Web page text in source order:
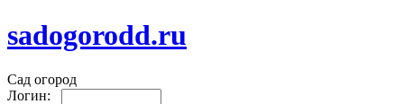
sadogorodd.ru
Сад огород
Логин: